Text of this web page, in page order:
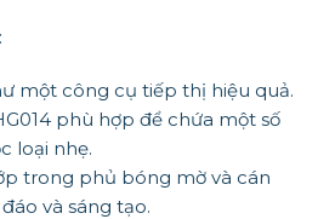
một công cụ tiếp thị hiệu quả.
phù hợp để chứa một số
loại nhẹ.
trong phủ bóng mờ và cán
và sáng tạo.